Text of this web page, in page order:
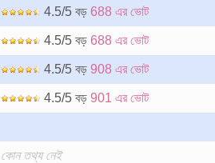
4.5/5 বড় 688 এর ভোট
4.5/5 বড় 688 এর ভোট
4.5/5 বড় 908 এর ভোট
4.5/5 বড় 901 এর ভোট
কোন তথ্য নেই